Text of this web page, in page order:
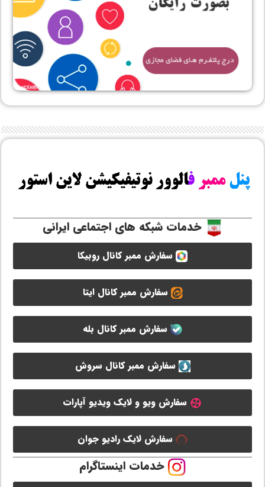
خدمات شبکه های اجتماعی ایرانی
سفارش ممبر کانال روبیکا
سفارش ممبر کانال ایتا
سفارش ممبر کانال بله
سفارش ممبر کانال سروش
سفارش ویو و لایک ویدیو آپارات
سفارش لایک رادیو جوان
خدمات اینستاگرام